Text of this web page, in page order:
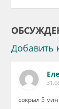
Добавить
сокрыл 5